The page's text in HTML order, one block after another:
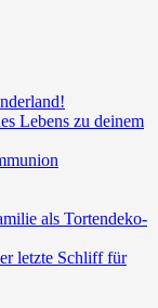
Lebens zu deinem
als Tortendeko-
letzte Schliff für